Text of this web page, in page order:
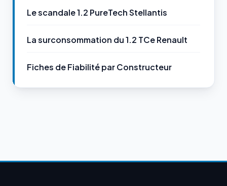
Le scandale 1.2 PureTech Stellantis
La surconsommation du 1.2 TCe Renault
Fiches de Fiabilité par Constructeur